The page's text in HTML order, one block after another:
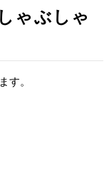
ゃぶしゃ
す。